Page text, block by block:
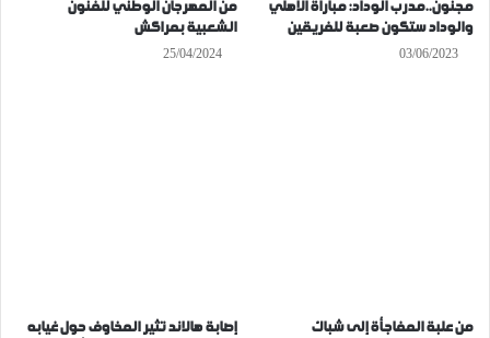
مجنون..مدرب الوداد: مباراة الأهلي
والوداد ستكون صعبة للفريقين
03/06/2023
من المهرجان الوطني للفنون
الشعبية بمراكش
25/04/2024
من علبة المفاجأة إلى شباك
إصابة هالاند تثير المخاوف حول غيابه